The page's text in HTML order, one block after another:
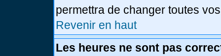
permettra de changer toutes
Revenir en haut
Les heures ne sont pas